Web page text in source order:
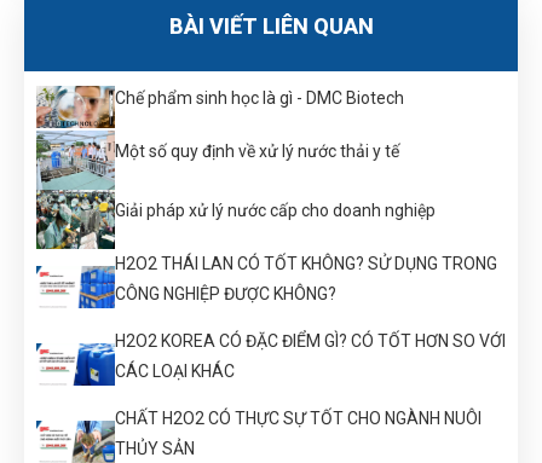
BÀI VIẾT LIÊN QUAN
Chế phẩm sinh học là gì - DMC Biotech
Một số quy định về xử lý nước thải y tế
Giải pháp xử lý nước cấp cho doanh nghiệp
H2O2 THÁI LAN CÓ TỐT KHÔNG? SỬ DỤNG TRONG
CÔNG NGHIỆP ĐƯỢC KHÔNG?
H2O2 KOREA CÓ ĐẶC ĐIỂM GÌ? CÓ TỐT HƠN SO VỚI
CÁC LOẠI KHÁC
CHẤT H2O2 CÓ THỰC SỰ TỐT CHO NGÀNH NUÔI
THỦY SẢN